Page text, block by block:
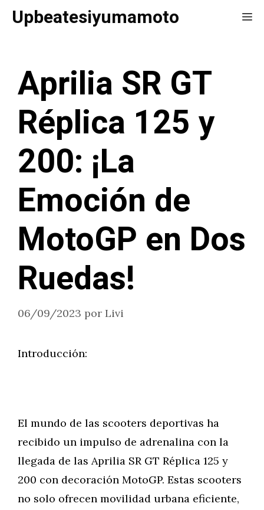
SaltarUpbeatesiyumamoto
Aprilia SR GT
Réplica 125 y
200: ¡La
Emoción de
MotoGP en Dos
Ruedas!
06/09/2023 por Livi
Introducción:
El mundo de las scooters deportivas ha
recibido un impulso de adrenalina con la
llegada de las Aprilia SR GT Réplica 125 y
200 con decoración MotoGP. Estas scooters
no solo ofrecen movilidad urbana eficiente,